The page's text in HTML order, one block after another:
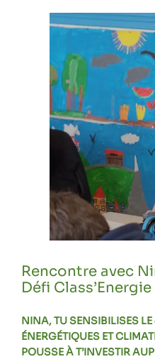
Une question ?
d'informations sur
N'hésitez pas à
Contacter l'ALEC
Rencontre avec
Défi Class’Energie
NINA, TU SENSIBILISES
ÉNERGÉTIQUES ET
POUSSE À T’INVESTIR